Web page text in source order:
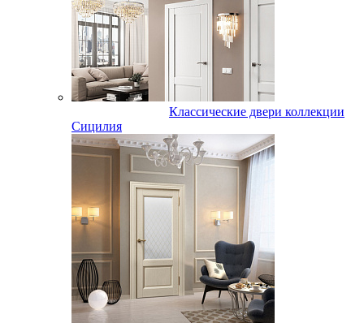
Классические двери коллекции
Сицилия